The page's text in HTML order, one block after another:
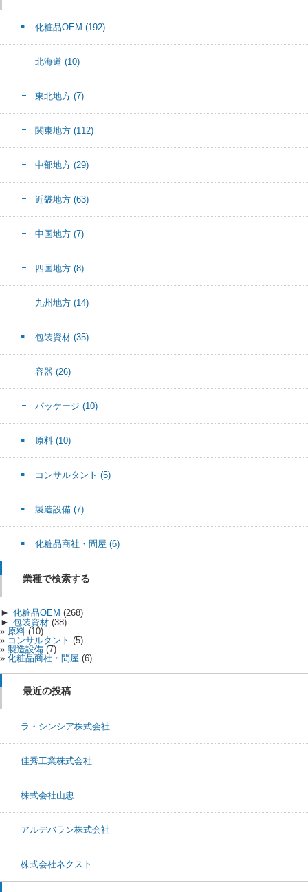
化粧品OEM (192)
北海道 (10)
東北地方 (7)
関東地方 (112)
中部地方 (29)
近畿地方 (63)
中国地方 (7)
四国地方 (8)
九州地方 (14)
包装資材 (35)
容器 (26)
パッケージ (10)
原料 (10)
コンサルタント (5)
製造設備 (7)
化粧品商社・問屋 (6)
業種で検索する
► 化粧品OEM (268)
► 包装資材 (38)
原料 (10)
コンサルタント (5)
製造設備 (7)
化粧品商社・問屋 (6)
最近の投稿
ラ・シンシア株式会社
佳秀工業株式会社
株式会社山忠
アルデバラン株式会社
株式会社ネクスト